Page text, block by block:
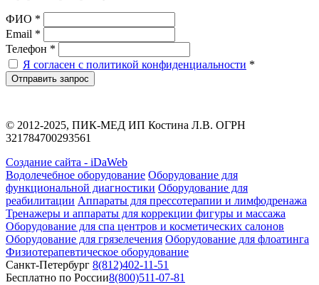
ФИО *
Email *
Телефон *
Я согласен с политикой конфиденциальности *
Отправить запрос
© 2012-2025, ПИК-МЕД ИП Костина Л.В. ОГРН
321784700293561
Создание сайта - iDaWeb
Водолечебное оборудование Оборудование для
функциональной диагностики Оборудование для
реабилитации Аппараты для прессотерапии и лимфодренажа
Тренажеры и аппараты для коррекции фигуры и массажа
Оборудование для спа центров и косметических салонов
Оборудование для грязелечения Оборудование для флоатинга
Физиотерапевтическое оборудование
Санкт-Петербург 8(812)402-11-51
Бесплатно по России8(800)511-07-81